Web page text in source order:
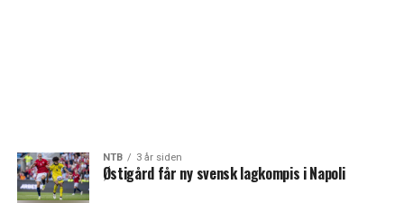
NTB 3 år siden
Østigård får ny svensk lagkompis i Napoli